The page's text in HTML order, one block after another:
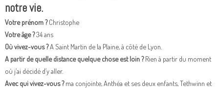
notre vie.
Votre prénom ?Christophe
Votre âge ?34 ans
Où vivez-vous ?A Saint Martin de la Plaine, à côté de Lyon.
A partir de quelle distance quelque chose est loin ?Rien à partir du moment
où j’ai décidé d’y aller.
Avec qui vivez-vous ?ma conjointe, Anthéa et ses deux enfants, Tethwinn et